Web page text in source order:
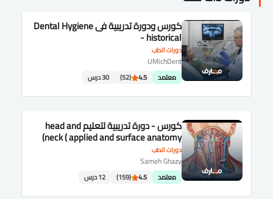
دورات الطب
كورس ودورة تدريبية فى Dental Hygiene
- historical
UMichDent
معتمد 4.5
(52) 30 درس
دورات الطب
كورس - دورة تدريبية لتعليم head and
neck ( applied and surface anatomy)
Sameh Ghazy
معتمد 4.5
(159) 12 درس